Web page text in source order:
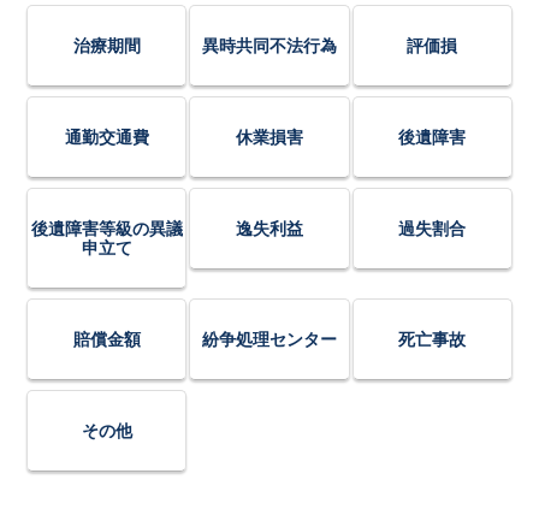
治療期間 異時共同不法行為 評価損
通勤交通費 休業損害 後遺障害
後遺障害等級の異議
申立て
逸失利益 過失割合
賠償金額 紛争処理センター 死亡事故
その他